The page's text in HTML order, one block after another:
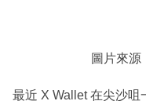
圖片來源：
最近 X Wallet 在尖沙咀